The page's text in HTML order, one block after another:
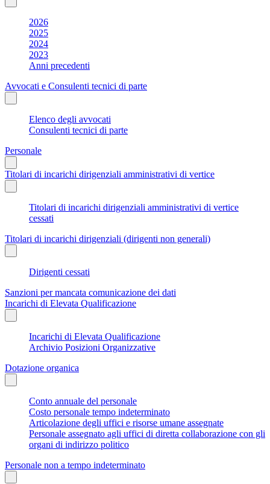
2026
2025
2024
2023
Anni precedenti
Avvocati e Consulenti tecnici di parte
Elenco degli avvocati
Consulenti tecnici di parte
Personale
Titolari di incarichi dirigenziali amministrativi di vertice
Titolari di incarichi dirigenziali amministrativi di vertice
cessati
Titolari di incarichi dirigenziali (dirigenti non generali)
Dirigenti cessati
Sanzioni per mancata comunicazione dei dati
Incarichi di Elevata Qualificazione
Incarichi di Elevata Qualificazione
Archivio Posizioni Organizzative
Dotazione organica
Conto annuale del personale
Costo personale tempo indeterminato
Articolazione degli uffici e risorse umane assegnate
Personale assegnato agli uffici di diretta collaborazione con gli
organi di indirizzo politico
Personale non a tempo indeterminato